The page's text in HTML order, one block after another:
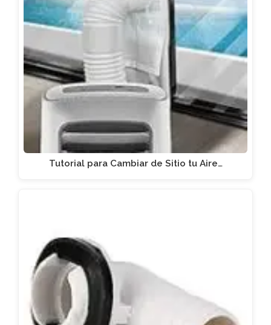
Tutorial para Cambiar de Sitio tu Aire…